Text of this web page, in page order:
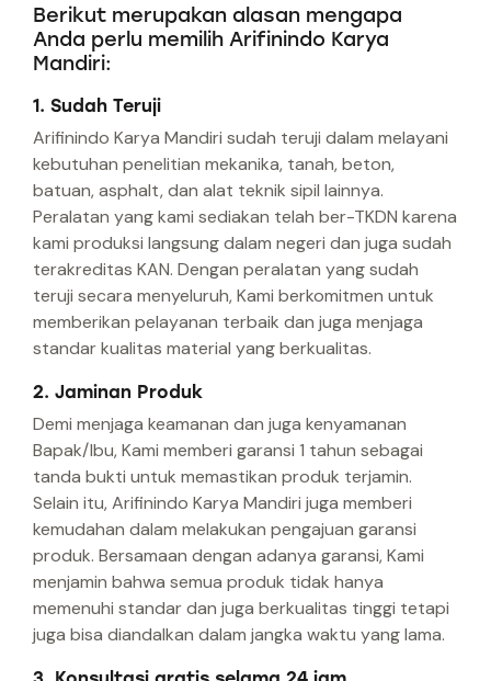
Berikut merupakan alasan mengapa
Anda perlu memilih Arifinindo Karya
Mandiri:
1. Sudah Teruji
Arifinindo Karya Mandiri sudah teruji dalam melayani
kebutuhan penelitian mekanika, tanah, beton,
batuan, asphalt, dan alat teknik sipil lainnya.
Peralatan yang kami sediakan telah ber-TKDN karena
kami produksi langsung dalam negeri dan juga sudah
terakreditas KAN. Dengan peralatan yang sudah
teruji secara menyeluruh, Kami berkomitmen untuk
memberikan pelayanan terbaik dan juga menjaga
standar kualitas material yang berkualitas.
2. Jaminan Produk
Demi menjaga keamanan dan juga kenyamanan
Bapak/Ibu, Kami memberi garansi 1 tahun sebagai
tanda bukti untuk memastikan produk terjamin.
Selain itu, Arifinindo Karya Mandiri juga memberi
kemudahan dalam melakukan pengajuan garansi
produk. Bersamaan dengan adanya garansi, Kami
menjamin bahwa semua produk tidak hanya
memenuhi standar dan juga berkualitas tinggi tetapi
juga bisa diandalkan dalam jangka waktu yang lama.